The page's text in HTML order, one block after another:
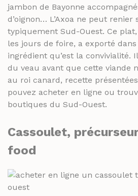
jambon de Bayonne
d’oignon… L’Axoa ne peut renier
typiquement Sud-Ouest. Ce
les jours de foire, a exporté
ingrédient qu’est la convivialité.
du veau avant que cette viande
au roi canard, recette
pouvez acheter en ligne ou
boutiques du Sud-Ouest.
Cassoulet,
food